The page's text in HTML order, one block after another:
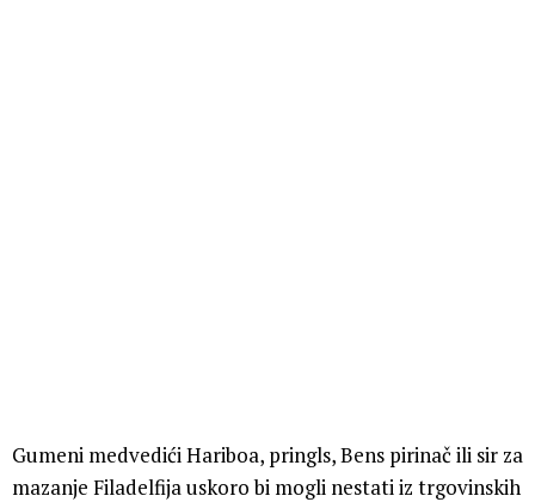
Gumeni medvedići Hariboa, pringls, Bens pirinač ili sir za
mazanje Filadelfija uskoro bi mogli nestati iz trgovinskih